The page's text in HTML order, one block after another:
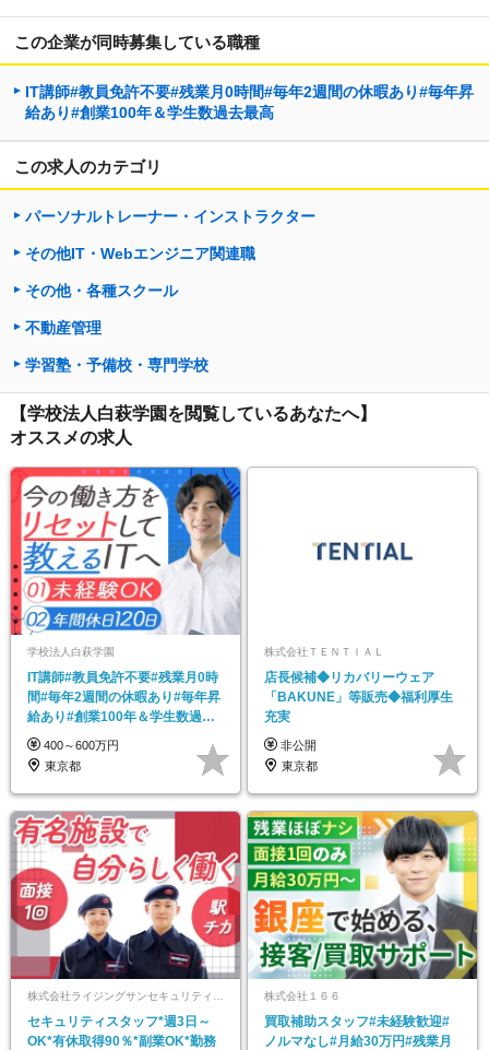
この企業が同時募集している職種
IT講師#教員免許不要#残業月0時間#毎年2週間の休暇あり#毎年昇
給あり#創業100年＆学生数過去最高
この求人のカテゴリ
パーソナルトレーナー・インストラクター
その他IT・Webエンジニア関連職
その他・各種スクール
不動産管理
学習塾・予備校・専門学校
【学校法人白萩学園を閲覧しているあなたへ】
オススメの求人
学校法人白萩学園
IT講師#教員免許不要#残業月0時
間#毎年2週間の休暇あり#毎年昇
給あり#創業100年＆学生数過去
最高
400～600万円
東京都
株式会社ＴＥＮＴＩＡＬ
店長候補◆リカバリーウェア
「BAKUNE」等販売◆福利厚生
充実
非公開
東京都
セキュリティスタッフ*週3日～
OK*有休取得90％*副業OK*勤務
株式会社１６６
買取補助スタッフ#未経験歓迎#
ノルマなし#月給30万円#残業月